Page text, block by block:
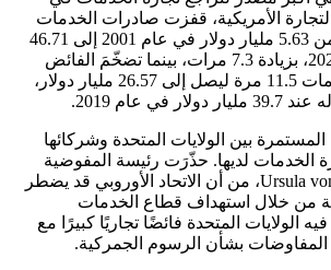
الأمريكية، قفزت صادرات الخدمات
الأمريكية إلى الصين من 5.63 مليار دولار في عام 2001 إلى 46.71
مليار دولار في عام 2023، بزيادة 7.3 مرات، بينما تضخّمَ الفائض
التجاري السنوي للخدمات 11.5 مرة ليصل إلى 26.57 مليار دولار،
عام 2019.
المستمرة بين الولايات المتحدة وشركائها
الخدمات لديها. حذّرَت رئيسة المفوضية
الأوروبية، Ursula von der Leyen، من أن الاتحاد الأوروبي قد يضطر
من خلال استهداف قطاع الخدمات
الولايات المتحدة فائضًا تجاريًا كبيرًا مع
بشأن الرسوم الجمركية.